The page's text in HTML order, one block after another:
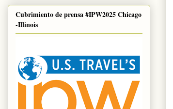
Cubrimiento de prensa #IPW2025 Chicago
-Illinois